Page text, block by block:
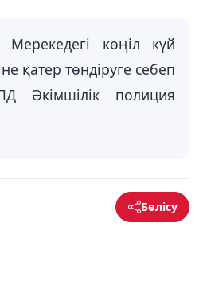
көңіл күй
қатер төндіруге себеп
Әкімшілік полиция
Бөлісу